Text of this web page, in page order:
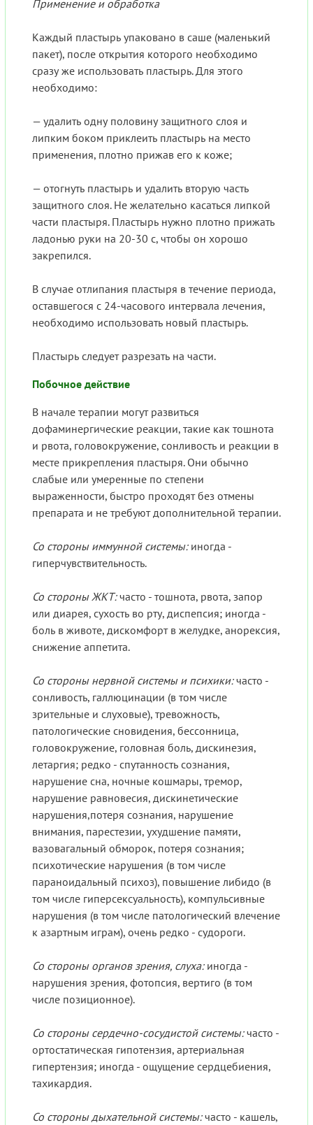
Применение и обработка
Каждый пластырь упаковано в саше (маленький
пакет), после открытия которого необходимо
сразу же использовать пластырь. Для этого
необходимо:
— удалить одну половину защитного слоя и
липким боком приклеить пластырь на место
применения, плотно прижав его к коже;
— отогнуть пластырь и удалить вторую часть
защитного слоя. Не желательно касаться липкой
части пластыря. Пластырь нужно плотно прижать
ладонью руки на 20-30 с, чтобы он хорошо
закрепился.
В случае отлипания пластыря в течение периода,
оставшегося с 24-часового интервала лечения,
необходимо использовать новый пластырь.
Пластырь следует разрезать на части.
Побочное действие
В начале терапии могут развиться
дофаминергические реакции, такие как тошнота
и рвота, головокружение, сонливость и реакции в
месте прикрепления пластыря. Они обычно
слабые или умеренные по степени
выраженности, быстро проходят без отмены
препарата и не требуют дополнительной терапии.
Со стороны иммунной системы:иногда -
гиперчувствительность.
Со стороны ЖКТ:часто - тошнота, рвота, запор
или диарея, сухость во рту, диспепсия; иногда -
боль в животе, дискомфорт в желудке, анорексия,
снижение аппетита.
Со стороны нервной системы и психики:часто -
сонливость, галлюцинации (в том числе
зрительные и слуховые), тревожность,
патологические сновидения, бессонница,
головокружение, головная боль, дискинезия,
летаргия; редко - спутанность сознания,
нарушение сна, ночные кошмары, тремор,
нарушение равновесия, дискинетические
нарушения,потеря сознания, нарушение
внимания, парестезии, ухудшение памяти,
вазовагальный обморок, потеря сознания;
психотические нарушения (в том числе
параноидальный психоз), повышение либидо (в
том числе гиперсексуальность), компульсивные
нарушения (в том числе патологический влечение
к азартным играм), очень редко - судороги.
Со стороны органов зрения, слуха:иногда -
нарушения зрения, фотопсия, вертиго (в том
числе позиционное).
Со стороны сердечно-сосудистой системы:часто -
ортостатическая гипотензия, артериальная
гипертензия; иногда - ощущение сердцебиения,
тахикардия.
Со стороны дыхательной системы:часто - кашель,